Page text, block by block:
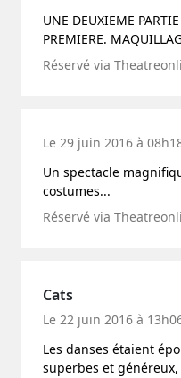
UNE DEUXIEME
PREMIERE.
Réservé via
Le 29 juin 2016 à
Un spectacle
costumes...
Réservé via
Cats
Le 22 juin 2016 à
Les danses étaient
superbes et